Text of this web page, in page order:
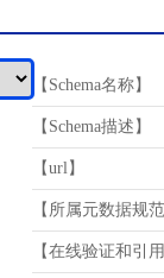
【Schema名称】
【Schema描述】
【url】
【所属元数据规
【在线验证和引